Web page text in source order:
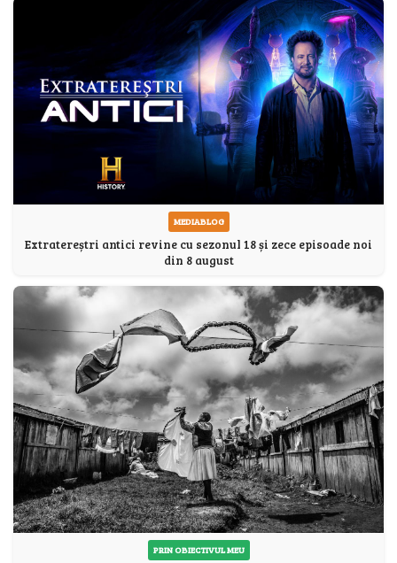
MEDIABLOG
Extratereștri antici revine cu sezonul 18 și zece episoade noi
din 8 august
PRIN OBIECTIVUL MEU